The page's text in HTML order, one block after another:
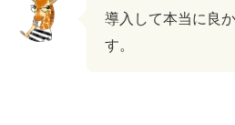
導入して本当に良
す。